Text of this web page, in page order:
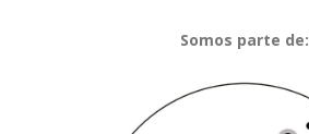
Somos parte de: